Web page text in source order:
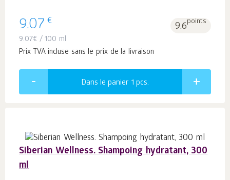
9.07 € 9.6points
9.07€ / 100 ml
Prix TVA incluse sans le prix de la livraison
Dans le panier 1 pcs.
Siberian Wellness. Shampoing hydratant, 300
ml